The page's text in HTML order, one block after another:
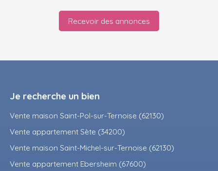
Recevoir des annonces
Je recherche un bien
Vente maison Saint-Pol-sur-Ternoise (62130)
Vente appartement Sète (34200)
Vente maison Saint-Michel-sur-Ternoise (62130)
Vente appartement Ebersheim (67600)